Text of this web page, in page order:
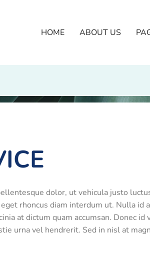
HOME ABOUT US
dolor, ut vehicula justo
rhoncus diam interdum ut. Nulla id
at dictum quam accumsan. Donec
urna vel hendrerit. Sed in nisl at